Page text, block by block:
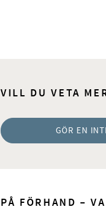
VILL DU VETA
GÖR EN
PÅ FÖRHAND –